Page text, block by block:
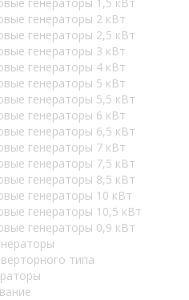
генераторы 2 кВт
генераторы 2,5 кВт
генераторы 3 кВт
генераторы 4 кВт
генераторы 5 кВт
генераторы 5,5 кВт
генераторы 6 кВт
генераторы 6,5 кВт
генераторы 7 кВт
генераторы 7,5 кВт
генераторы 8,5 кВт
генераторы 10 кВт
генераторы 10,5 кВт
генераторы 0,9 кВт
типа